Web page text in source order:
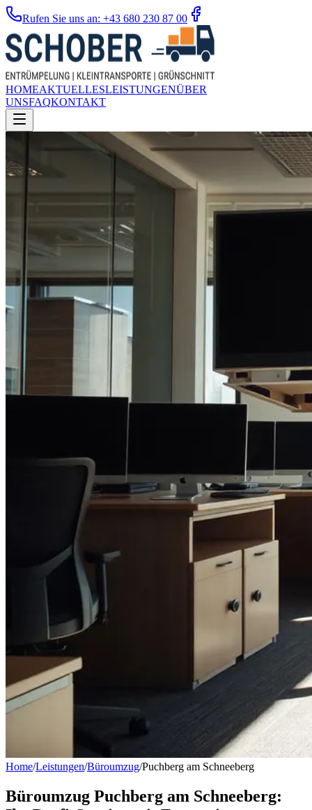
Rufen Sie uns an: +43 680 230 87 00
HOMEAKTUELLESLEISTUNGENÜBER
UNSFAQKONTAKT
Home/Leistungen/Büroumzug/Puchberg am Schneeberg
Büroumzug Puchberg am Schneeberg: